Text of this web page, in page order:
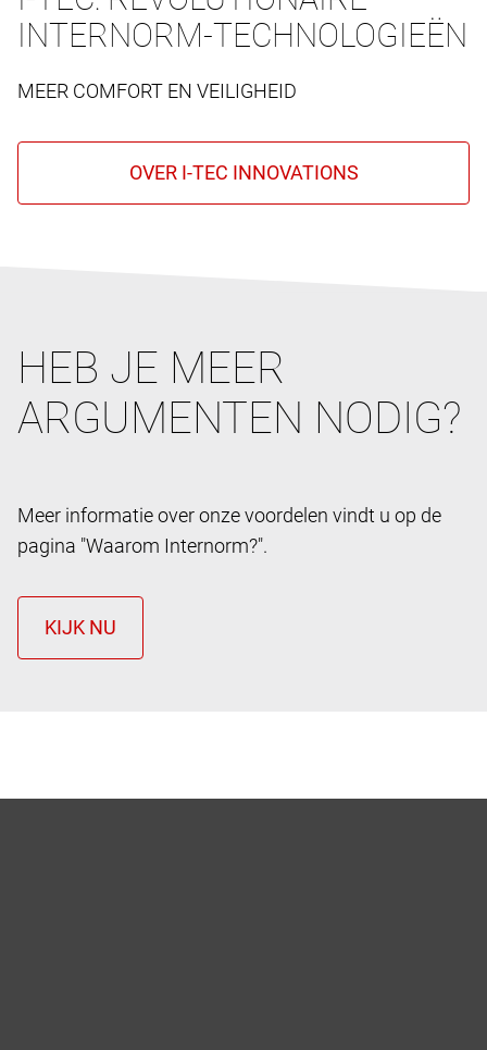
INTERNORM-TECHNOLOGIEËN
MEER COMFORT EN VEILIGHEID
HEB JE MEER
ARGUMENTEN NODIG?
Meer informatie over onze voordelen vindt u op de
pagina "Waarom Internorm?".